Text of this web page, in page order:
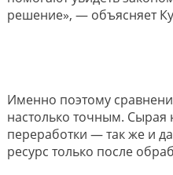
решение», — объясняет
Именно поэтому
настолько точным. Сырая
переработки — так же и
ресурс только после